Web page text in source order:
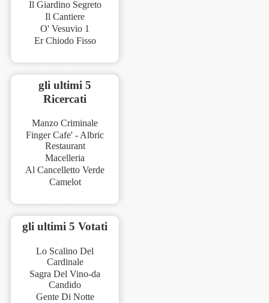
Il Giardino Segreto
Il Cantiere
O' Vesuvio 1
Er Chiodo Fisso
gli ultimi 5
Ricercati
Manzo Criminale
Finger Cafe' - Albric
Restaurant
Macelleria
Al Cancelletto Verde
Camelot
gli ultimi 5 Votati
Lo Scalino Del
Cardinale
Sagra Del Vino-da
Candido
Gente Di Notte